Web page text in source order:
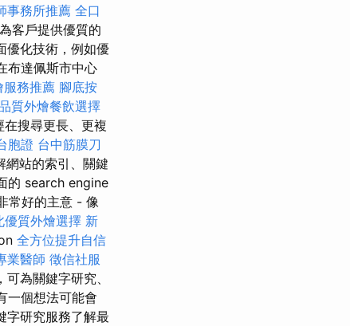
事務所推薦 全口
客戶提供優質的
優化技術，例如優
布達佩斯市中心
服務推薦 腳底按
質外燴餐飲選擇
搜尋更長、更複
胞證 台中筋膜刀
網站的索引、關鍵
的 search engine
常好的主意 - 像
優質外燴選擇 新
全方位提升自信
業醫師 徵信社服
可為關鍵字研究、
一個想法可能會
字研究服務了解最